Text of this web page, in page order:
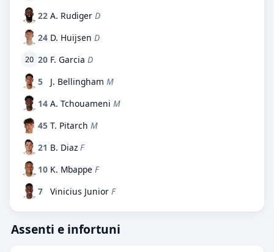
22 A. Rudiger D
24 D. Huijsen D
20 20 F. Garcia D
5
J. Bellingham M
14 A. Tchouameni M
45 T. Pitarch M
21 B. Diaz F
10 K. Mbappe F
7
Vinicius Junior F
Assenti e infortuni